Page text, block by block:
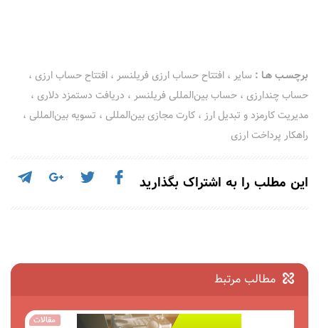
برچسـب هـا : سایر ، افتتاح حساب ارزی فریلنسر ، افتتاح حساب ارزی ،
حساب چندارزی ، حساب بین‌المللی فریلنسر ، دریافت دستمزد دلاری ،
مدیریت کارمزد و تبدیل ارز ، کارت مجازی بین‌المللی ، تسویه بین‌المللی ،
راهکار پرداخت ارزی
این مطلب را به اشتراک بگذارید
مطالب مرتبط
مقالات